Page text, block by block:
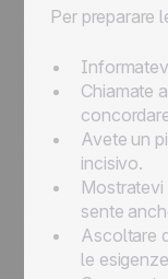
Per preparare
Chiamate
Avete un
incisivo.
Mostratevi
sente
Ascoltare
le